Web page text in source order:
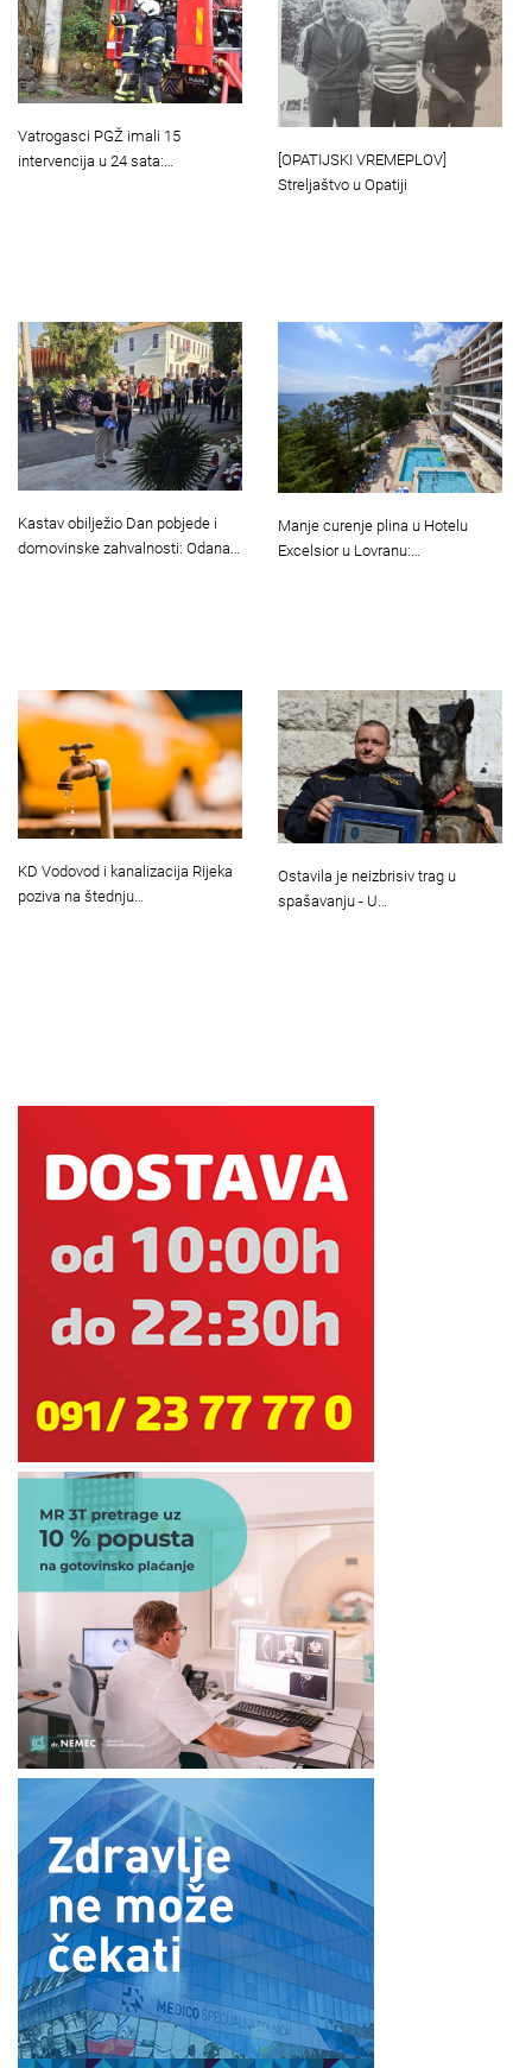
Vatrogasci PGŽ imali 15
intervencija u 24 sata:…
[OPATIJSKI VREMEPLOV]
Streljaštvo u Opatiji
Kastav obilježio Dan pobjede i
domovinske zahvalnosti: Odana…
Manje curenje plina u Hotelu
Excelsior u Lovranu:…
KD Vodovod i kanalizacija Rijeka
poziva na štednju…
Ostavila je neizbrisiv trag u
spašavanju - U…